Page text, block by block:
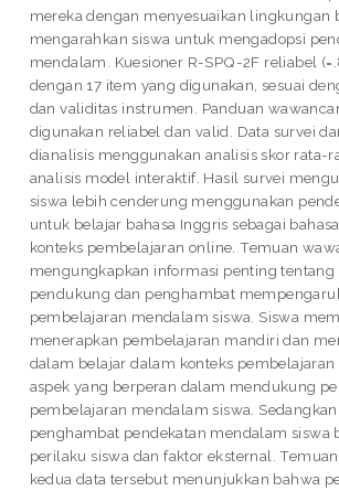
mereka dengan menyesuaikan lingkungan
mengarahkan siswa untuk mengadopsi
mendalam. Kuesioner R-SPQ-2F reliabel
dengan 17 item yang digunakan, sesuai
dan validitas instrumen. Panduan
digunakan reliabel dan valid. Data survei
dianalisis menggunakan analisis skor rata-
analisis model interaktif. Hasil survei
siswa lebih cenderung menggunakan
untuk belajar bahasa Inggris sebagai
konteks pembelajaran online. Temuan
mengungkapkan informasi penting
pendukung dan penghambat
pembelajaran mendalam siswa. Siswa
menerapkan pembelajaran mandiri dan
dalam belajar dalam konteks pembelajaran
aspek yang berperan dalam mendukung
pembelajaran mendalam siswa.
penghambat pendekatan mendalam siswa
perilaku siswa dan faktor eksternal.
kedua data tersebut menunjukkan bahwa